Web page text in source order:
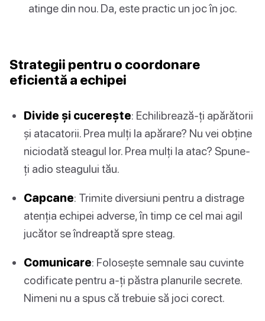
atinge din nou. Da, este practic un joc în joc.
Strategii pentru o coordonare
eficientă a echipei
Divide și cucerește: Echilibrează-ți apărătorii
și atacatorii. Prea mulți la apărare? Nu vei obține
niciodată steagul lor. Prea mulți la atac? Spune-
ți adio steagului tău.
Capcane: Trimite diversiuni pentru a distrage
atenția echipei adverse, în timp ce cel mai agil
jucător se îndreaptă spre steag.
Comunicare: Folosește semnale sau cuvinte
codificate pentru a-ți păstra planurile secrete.
Nimeni nu a spus că trebuie să joci corect.